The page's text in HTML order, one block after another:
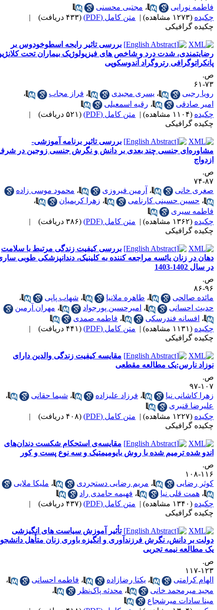
نورایی
،مجتبی محسنی
(۱۲۷۳ مشاهده) | متن کامل (PDF) (۴۳۳ دریافت)
|
گرافیکی
بررسی تاثیر رایحه اسطوخودوس بر
شدت درد و شاخص های فیزیولوژیک بیماران تحت کلانژیو
رتروگراد آندوسکوپی
۶۱
رجبی
،یسری مجیدی ،فراز مجاب
،
صادقی
،رقیه اسمعیلی
(۱۱۰۴ مشاهده) | متن کامل (PDF) (۵۲۱ دریافت)
|
گرافیکی
بررسی تاثیر برنامه آموزشی-
جنسی چند بعدی بر دانش و نگرش جنسی زوجین در شرف
۷۴
خانی
،آرمین فیروزی ،محمود موسی زاده
،حسین حسینی کارنامی ،زهرا کریمیان
،
سیری
(۱۳۶۲ مشاهده) | متن کامل (PDF) (۳۸۶ دریافت)
|
گرافیکی
بررسی کیفیت زندگی مرتبط با سلامت
در زنان یائسه مراجعه کننده به کلینیک، دندانپزشکی طوبی ساری
سال 1402-1403
۸۶
صالحی
،طاهره ملانیا ،شهاب پاپی
،
احسانی
،امیرحسین پورجواد ،مهران آرمین
،افسانه فندرسکی ،فاطمه صمدی
(۱۱۳۱ مشاهده) | متن کامل (PDF) (۴۴۱ دریافت)
|
گرافیکی
مقایسه کیفیت زندگی والدین دارای
نارس:یک مطالعه مقطعی
۹۷
کاشانی نیا
،فرزاد علیزاده ،شیما حقانی
،
قنبری
(۱۲۲۷ مشاهده) | متن کامل (PDF) (۴۰۸ دریافت)
|
گرافیکی
مقایسه‌ی استحکام شکست دندان‌های
شده ترمیم شده با روش بایومیمتیک و سه نوع پست و کور
۱۰۸
رضایی
،مریم رضایی دستجردی ،ملیکا ملایی
،همت قلی نیا ،فهیمه حامدی راد
(۱۳۴۰ مشاهده) | متن کامل (PDF) (۴۳۷ دریافت)
|
گرافیکی
تأثیر آموزش سیاست های انگیزشی
بر دانش، نگرش فرزندآوری و انگیزه باوری زنان متأهل دانشجو:
مطالعه نیمه تجربی
۱۱۷
کرامتی
،یکتا رضازاده ،فاطمه احسانی
،
میرمحمد خانی
،محدثه پاک‌نظر
،
سادات میرشجاع